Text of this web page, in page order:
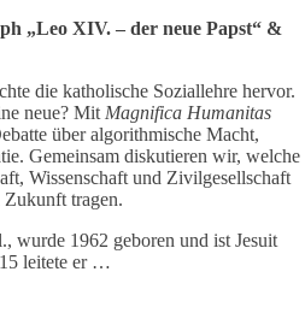
„Leo XIV. – der neue Papst“ &
die katholische Soziallehre hervor.
neue? Mit Magnifica Humanitas
über algorithmische Macht,
Gemeinsam diskutieren wir, welche
Wissenschaft und Zivilgesellschaft
tragen.
wurde 1962 geboren und ist Jesuit
leitete er …